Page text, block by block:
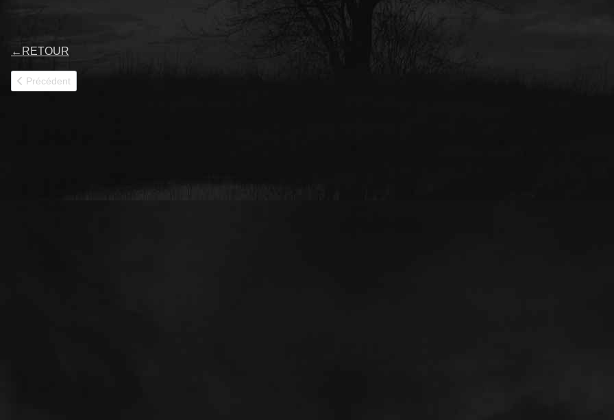
← RETOUR
Article précédent : 30024
Précédent